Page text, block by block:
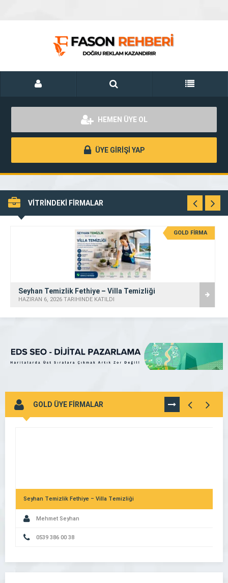
HEMEN ÜYE OL
ÜYE GİRİŞİ YAP
VİTRİNDEKİ FİRMALAR
GOLD FİRMA
Seyhan Temizlik Fethiye – Villa Temizliği
HAZIRAN 6, 2026 TARİHİNDE KATILDI
Dijital Kimliğinizi Güçlendirin: Şirket Rehberlerinin Marka
GOLD ÜYE FİRMALAR TÜMÜNÜ
GÖR
Seyhan Temizlik Fethiye – Villa Temizliği
Mehmet Seyhan
0539 386 00 38